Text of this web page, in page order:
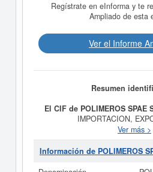
Regístrate en eInforma y te
Ampliado de esta
Ver el Informe
Resumen
El CIF de POLIMEROS SPAE
IMPORTACION,
COMERCIALIZACION,
DISTRIBUCION DE TODO
MATERIALES PLASTICOS es
15/10/2010. Su CNAE
Ver más >
Información de POLIMEROS